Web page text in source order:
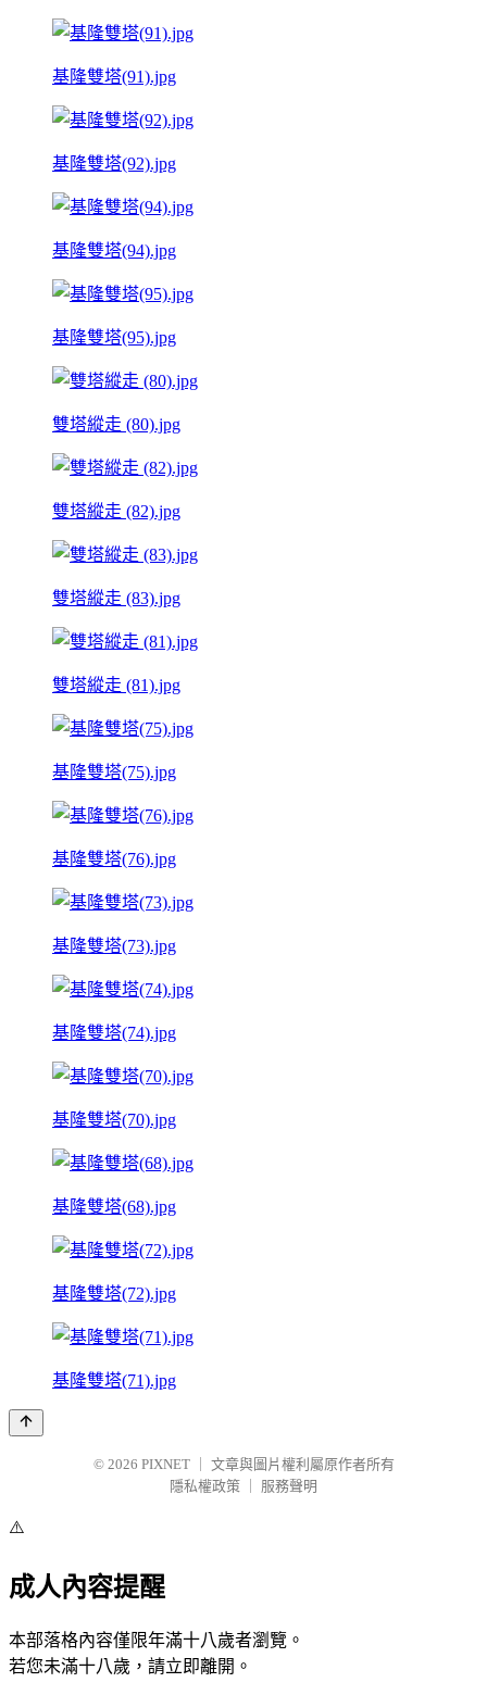
基隆雙塔(91).jpg
基隆雙塔(92).jpg
基隆雙塔(94).jpg
基隆雙塔(95).jpg
雙塔縱走 (80).jpg
雙塔縱走 (82).jpg
雙塔縱走 (83).jpg
雙塔縱走 (81).jpg
基隆雙塔(75).jpg
基隆雙塔(76).jpg
基隆雙塔(73).jpg
基隆雙塔(74).jpg
基隆雙塔(70).jpg
基隆雙塔(68).jpg
基隆雙塔(72).jpg
基隆雙塔(71).jpg
© 2026 PIXNET
文章與圖片權利屬原作者所有
隱私權政策
服務聲明
⚠️
成人內容提醒
本部落格內容僅限年滿十八歲者瀏覽。
若您未滿十八歲，請立即離開。